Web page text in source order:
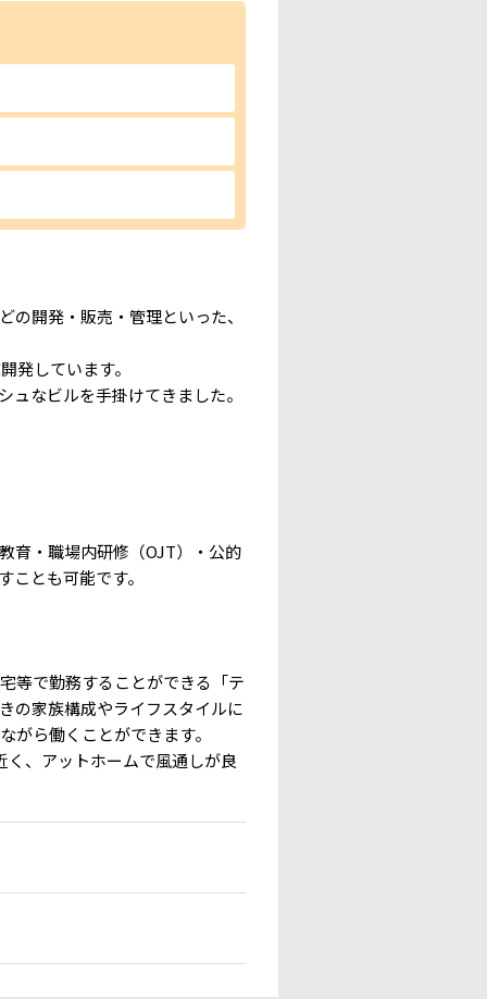
開発・販売・管理といった、
発しています。
なビルを手掛けてきました。
育・職場内研修（OJT）・公的
とも可能です。
等で勤務することができる「テ
の家族構成やライフスタイルに
ら働くことができます。
、アットホームで風通しが良